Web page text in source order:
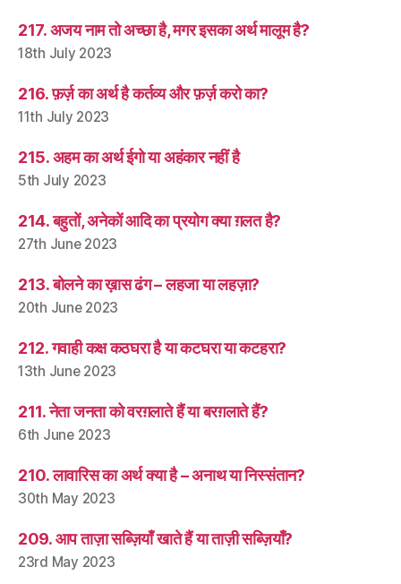
217. अजय नाम तो अच्छा है, मगर इसका अर्थ मालूम है?
18th July 2023
216. फ़र्ज़ का अर्थ है कर्तव्य और फ़र्ज़ करो का?
11th July 2023
215. अहम का अर्थ ईगो या अहंकार नहीं है
5th July 2023
214. बहुतों, अनेकों आदि का प्रयोग क्या ग़लत है?
27th June 2023
213. बोलने का ख़ास ढंग – लहजा या लहज़ा?
20th June 2023
212. गवाही कक्ष कठघरा है या कटघरा या कटहरा?
13th June 2023
211. नेता जनता को वरग़लाते हैं या बरग़लाते हैं?
6th June 2023
210. लावारिस का अर्थ क्या है – अनाथ या निस्संतान?
30th May 2023
209. आप ताज़ा सब्ज़ियाँ खाते हैं या ताज़ी सब्ज़ियाँ?
23rd May 2023